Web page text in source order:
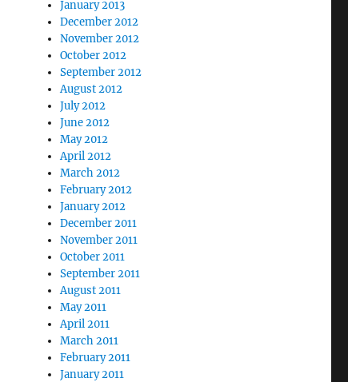
January 2013
December 2012
November 2012
October 2012
September 2012
August 2012
July 2012
June 2012
May 2012
April 2012
March 2012
February 2012
January 2012
December 2011
November 2011
October 2011
September 2011
August 2011
May 2011
April 2011
March 2011
February 2011
January 2011